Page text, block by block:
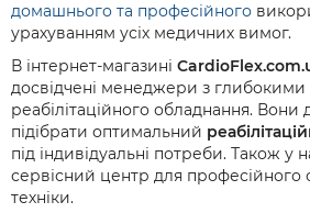
домашнього та професійного
урахуванням усіх медичних вимог.
В інтернет-магазині
досвідчені менеджери з глибокими
реабілітаційного обладнання.
підібрати оптимальний
під індивідуальні потреби. Також у
сервісний центр для професійного
техніки.